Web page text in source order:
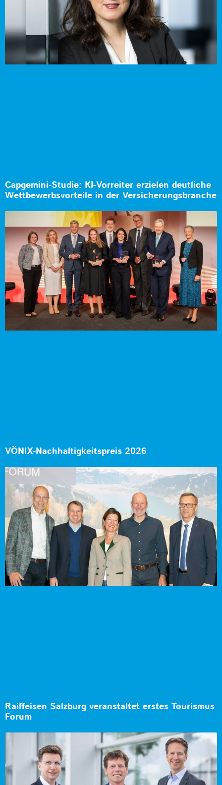
Capgemini-Studie: KI-Vorreiter erzielen deutliche
Wettbewerbsvorteile in der Versicherungsbranche
VÖNIX-Nachhaltigkeitspreis 2026
Raiffeisen Salzburg veranstaltet erstes Tourismus
Forum